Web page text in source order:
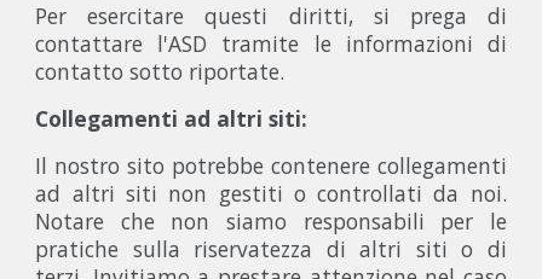
Per esercitare questi diritti, si prega di
contattare l'ASD tramite le informazioni di
contatto sotto riportate.
Collegamenti ad altri siti:
Il nostro sito potrebbe contenere collegamenti
ad altri siti non gestiti o controllati da noi.
Notare che non siamo responsabili per le
pratiche sulla riservatezza di altri siti o di